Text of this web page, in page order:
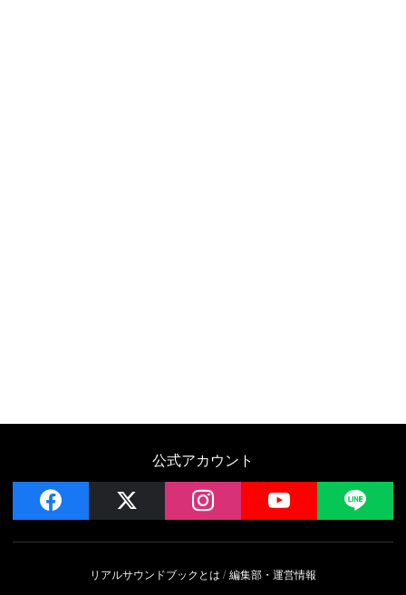
公式アカウント
facebook instagram YouTube
リアルサウンドブックとは
編集部・運営情報